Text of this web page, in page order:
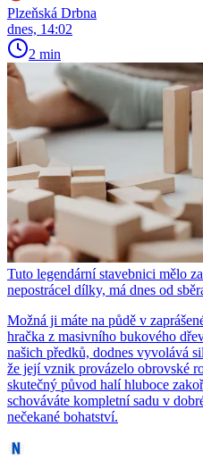
Plzeňská Drbna
dnes, 14:02
2 min
Tuto legendární stavebnici mělo
nepostrácel dílky, má dnes od
Možná ji máte na půdě v
hračka z masivního bukového
našich předků, dodnes vyvolává
že její vznik provázelo obrovské
skutečný původ halí hluboce
schováváte kompletní sadu v
nečekané bohatství.